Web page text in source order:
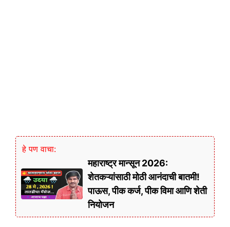
हे पण वाचा:
महाराष्ट्र मान्सून 2026:
शेतकऱ्यांसाठी मोठी आनंदाची बातमी!
पाऊस, पीक कर्ज, पीक विमा आणि शेती
नियोजन